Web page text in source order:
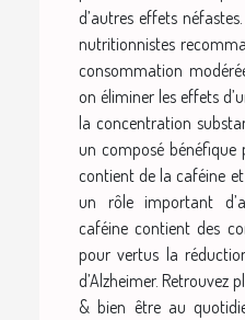
d’autres effets
nutritionnistes
consommation
on éliminer les effets
la concentration
un composé bénéfique
contient de la caféine
un rôle important
caféine contient des
pour vertus la
d’Alzheimer. Retrouvez
& bien être au